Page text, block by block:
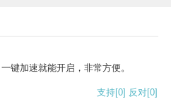
键加速就能开启，非常方便。
支持[0] 反对[0]